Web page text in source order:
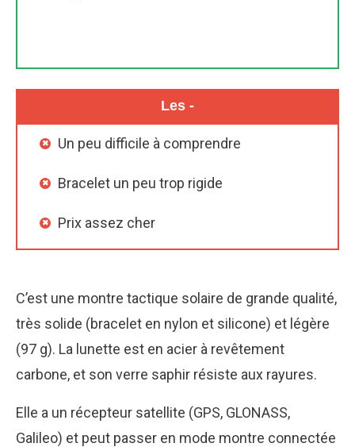
Les -
Un peu difficile à comprendre
Bracelet un peu trop rigide
Prix assez cher
C’est une montre tactique solaire de grande qualité,
très solide (bracelet en nylon et silicone) et légère
(97 g). La lunette est en acier à revêtement
carbone, et son verre saphir résiste aux rayures.
Elle a un récepteur satellite (GPS, GLONASS,
Galileo) et peut passer en mode montre connectée